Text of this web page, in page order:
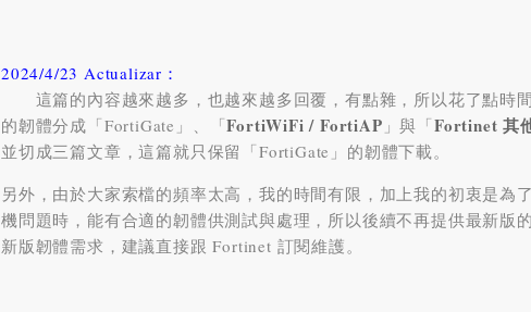
2024/4/23 Actualizar：
這篇的內容越來越多 ，也越來越多回覆，有點雜，所以花了點時
的韌體分成「FortiGate」 、「FortiWiFi / FortiAP 」與「Fortinet 其
並切成三篇文章，這篇就只保留「FortiGate」的韌體下載。
另外，由於大家索檔的頻率太高，我的時間有限，加上我的初衷是為
機問題時，能有合適的韌體供測試與處理， 所以後續不再提供最新版
新版韌體需求 ， 建議直接跟 Fortinet 訂閱維護。